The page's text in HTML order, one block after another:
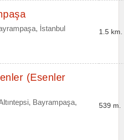
İstanbul 1.5 km.
(Esenler
Bayrampaşa,
539 m.